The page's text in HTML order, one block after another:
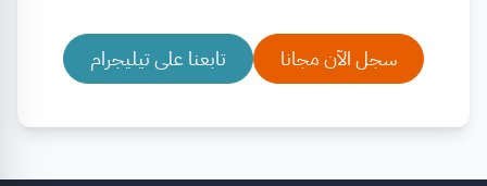
سجل الآن مجانا تابعنا على تيليجرام